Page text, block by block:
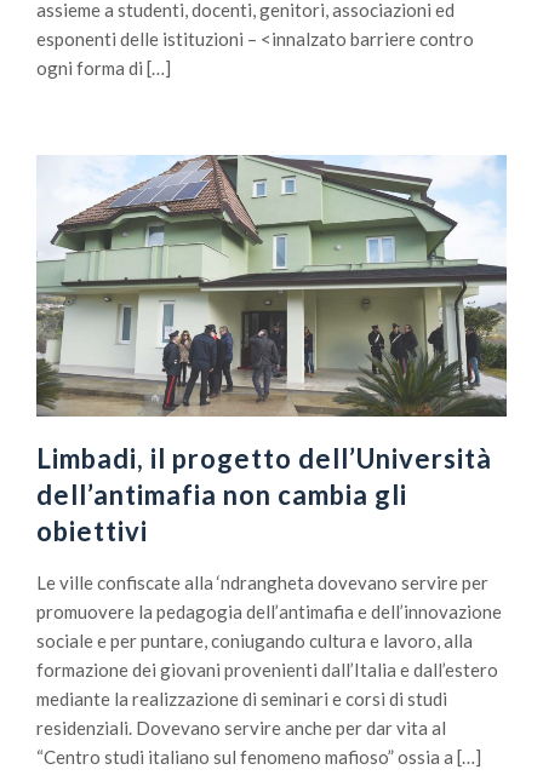
assieme a studenti, docenti, genitori, associazioni ed
esponenti delle istituzioni – <innalzato barriere contro
ogni forma di […]
Limbadi, il progetto dell’Università
dell’antimafia non cambia gli
obiettivi
Le ville confiscate alla ‘ndrangheta dovevano servire per
promuovere la pedagogia dell’antimafia e dell’innovazione
sociale e per puntare, coniugando cultura e lavoro, alla
formazione dei giovani provenienti dall’Italia e dall’estero
mediante la realizzazione di seminari e corsi di studi
residenziali. Dovevano servire anche per dar vita al
“Centro studi italiano sul fenomeno mafioso” ossia a […]